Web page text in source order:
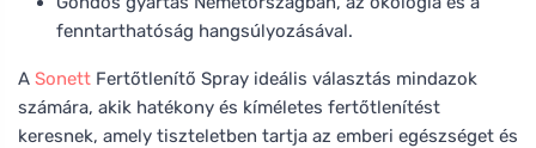
fenntarthatóság hangsúlyozásával.
A Sonett Fertőtlenítő Spray ideális választás mindazok
számára, akik hatékony és kíméletes fertőtlenítést
keresnek, amely tiszteletben tartja az emberi egészséget és